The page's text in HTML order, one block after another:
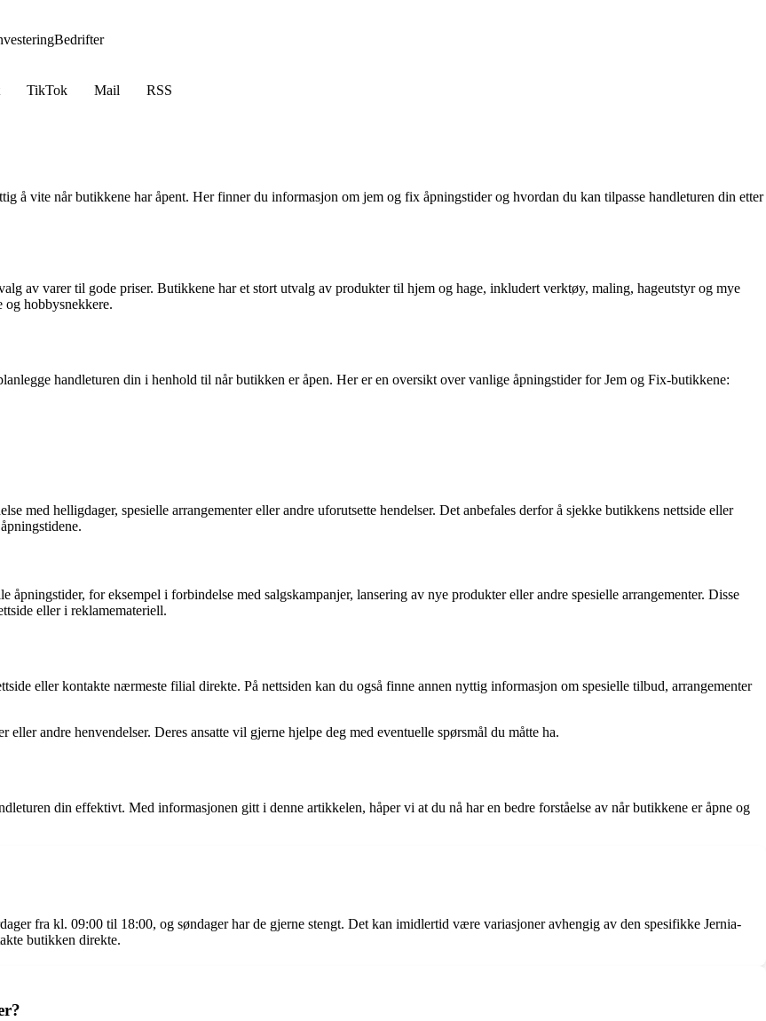
Bedrifter
TikTok Mail
RSS
å vite når butikkene har åpent. Her finner du informasjon om jem og fix åpningstider og hvordan du kan tilpasse handleturen din etter
av varer til gode priser. Butikkene har et stort utvalg av produkter til hjem og hage, inkludert verktøy, maling, hageutstyr og mye
og hobbysnekkere.
handleturen din i henhold til når butikken er åpen. Her er en oversikt over vanlige åpningstider for Jem og Fix-butikkene:
med helligdager, spesielle arrangementer eller andre uforutsette hendelser. Det anbefales derfor å sjekke butikkens nettside eller
for eksempel i forbindelse med salgskampanjer, lansering av nye produkter eller andre spesielle arrangementer. Disse
eller i reklamemateriell.
eller kontakte nærmeste filial direkte. På nettsiden kan du også finne annen nyttig informasjon om spesielle tilbud, arrangementer
andre henvendelser. Deres ansatte vil gjerne hjelpe deg med eventuelle spørsmål du måtte ha.
din effektivt. Med informasjonen gitt i denne artikkelen, håper vi at du nå har en bedre forståelse av når butikkene er åpne og
fra kl. 09:00 til 18:00, og søndager har de gjerne stengt. Det kan imidlertid være variasjoner avhengig av den spesifikke Jernia-
butikken direkte.